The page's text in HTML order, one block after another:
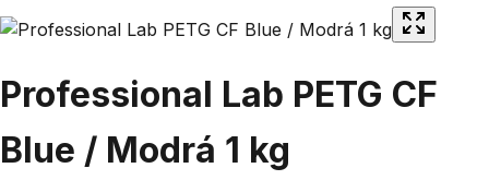
Professional Lab PETG CF
Blue / Modrá 1 kg